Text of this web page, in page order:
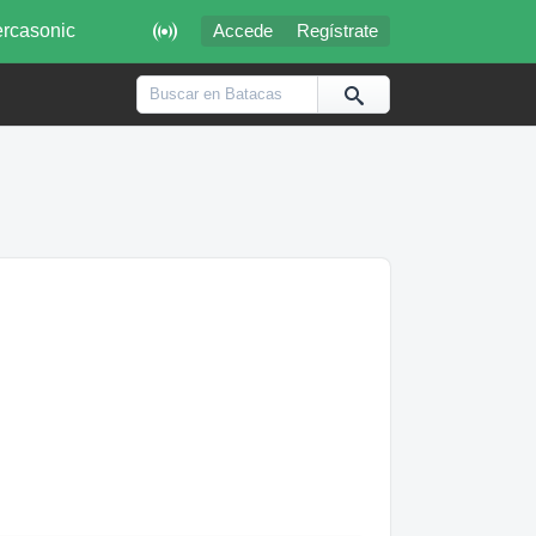
 Accede Regístrate